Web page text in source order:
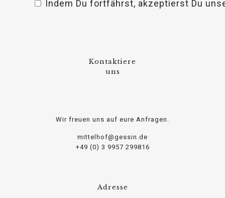
Indem Du fortfährst, akzeptierst Du
Kontaktiere
osteopathe-nyon-cabinet-monney
uns
Wir freuen uns auf eure Anfragen.
mittelhof@gessin.de
+49 (0) 3 9957 299816
Adresse